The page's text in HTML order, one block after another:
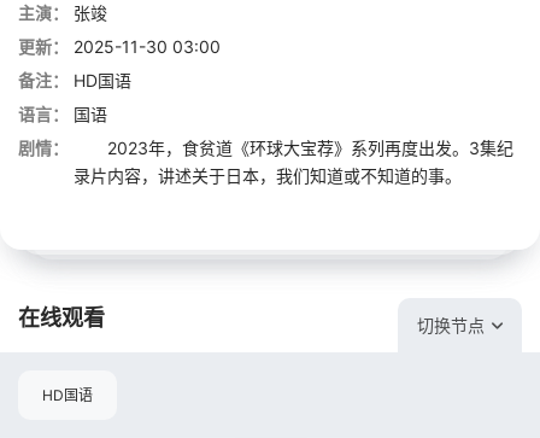
主演：
张竣
更新：
2025-11-30 03:00
备注：
HD国语
语言：
国语
剧情：
2023年，食贫道《环球大宝荐》系列再度出发。3集纪
录片内容，讲述关于日本，我们知道或不知道的事。
在线观看 切换节点
HD国语